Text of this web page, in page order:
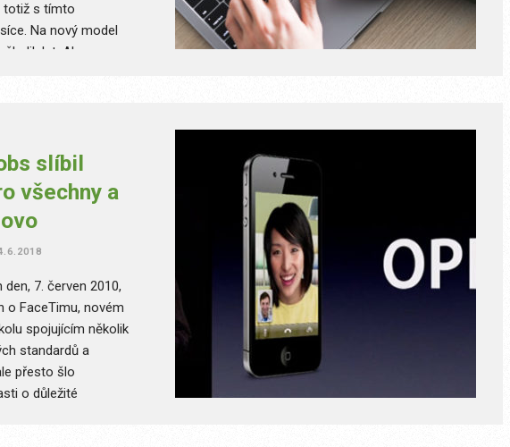
totiž s tímto
Na nový model
let. Ale
kvůli ceně. Protože
na jednu
ho Steve Jobs s
z tenké poštovní
svět.
slíbil
všechny a
7. červen 2010,
o FaceTimu, novém
spojujícím několik
standardů a
přesto šlo
o důležité